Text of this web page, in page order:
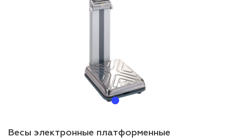
Весы электронные платформенные